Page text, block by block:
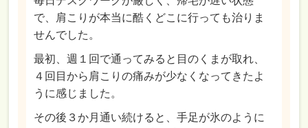
で、肩こりが本当に酷くどこに行っても治りま
せんでした。
最初、週１回で通ってみると目のくまが取れ、
４回目から肩こりの痛みが少なくなってきたよ
うに感じました。
その後３か月通い続けると、手足が氷のように